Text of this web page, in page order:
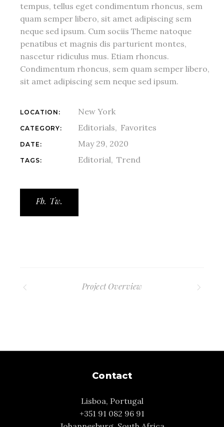
tempus, tellus eget condimentum rhoncus, sem
quam semper libero, sit amet adipiscing sem
neque sed ipsum. Cum sociis Theme natoque
penatibus et magnis dis parturient montes,
nascetur ridiculus mus. Etiam rhoncus.
Condimentum rhoncus, sem quam semper libero,
sit amet adipiscing sem neque sed ipsum.
LOCATION: New York
CATEGORY: Editorials Favorites
DATE: May 29, 2020
TAGS: Editorial Trend
Fb. Tw.
Project Overview
Contact
Lisboa, Portugal
+351 91 082 96 91